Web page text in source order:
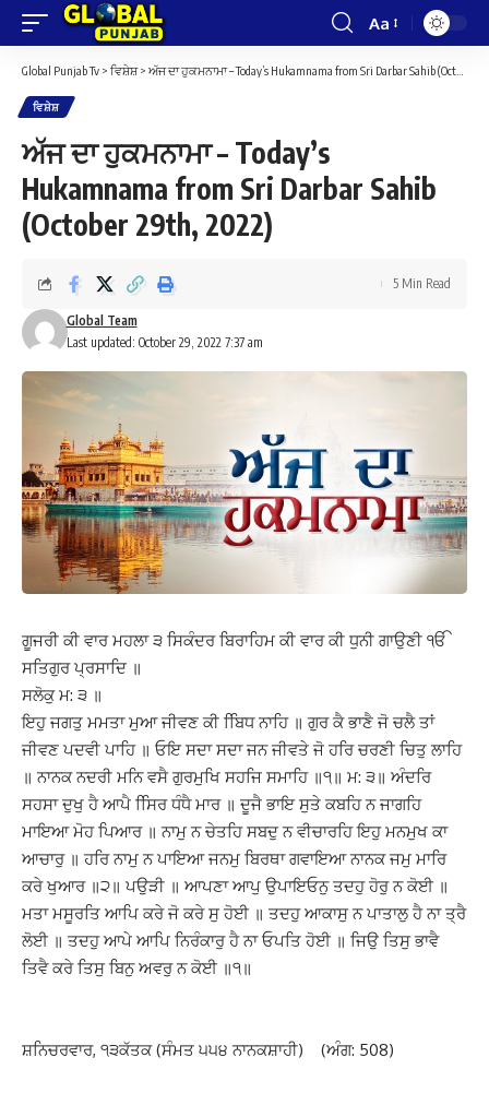
Font
Resizer
Aa
Global Punjab Tv > ਵਿਸ਼ੇਸ਼> ਅੱਜ ਦਾ ਹੁਕਮਨਾਮਾ – Today’s Hukamnama from Sri Darbar Sahib (October 29th, 2022)
ਵਿਸ਼ੇਸ਼
ਅੱਜ ਦਾ ਹੁਕਮਨਾਮਾ – Today’s
Hukamnama from Sri Darbar Sahib
(October 29th, 2022)
Last updated: October 29, 2022 7:37 am
Global Team
5 Min Read
ਗੂਜਰੀ ਕੀ ਵਾਰ ਮਹਲਾ ੩ ਸਿਕੰਦਰ ਬਿਰਾਹਿਮ ਕੀ ਵਾਰ ਕੀ ਧੁਨੀ ਗਾਉਣੀ ੴ
ਸਤਿਗੁਰ ਪ੍ਰਸਾਦਿ ॥
ਸਲੋਕੁ ਮ: ੩ ॥
ਇਹੁ ਜਗਤੁ ਮਮਤਾ ਮੁਆ ਜੀਵਣ ਕੀ ਬਿਿਧ ਨਾਹਿ ॥ ਗੁਰ ਕੈ ਭਾਣੈ ਜੋ ਚਲੈ ਤਾਂ
ਜੀਵਣ ਪਦਵੀ ਪਾਹਿ ॥ ਓਇ ਸਦਾ ਸਦਾ ਜਨ ਜੀਵਤੇ ਜੋ ਹਰਿ ਚਰਣੀ ਚਿਤੁ ਲਾਹਿ
॥ ਨਾਨਕ ਨਦਰੀ ਮਨਿ ਵਸੈ ਗੁਰਮੁਖਿ ਸਹਜਿ ਸਮਾਹਿ ॥੧॥ ਮ: ੩॥ ਅੰਦਰਿ
ਸਹਸਾ ਦੁਖੁ ਹੈ ਆਪੈ ਸਿਿਰ ਧੰਧੈ ਮਾਰ ॥ ਦੂਜੈ ਭਾਇ ਸੁਤੇ ਕਬਹਿ ਨ ਜਾਗਹਿ
ਮਾਇਆ ਮੋਹ ਪਿਆਰ ॥ ਨਾਮੁ ਨ ਚੇਤਹਿ ਸਬਦੁ ਨ ਵੀਚਾਰਹਿ ਇਹੁ ਮਨਮੁਖ ਕਾ
ਆਚਾਰੁ ॥ ਹਰਿ ਨਾਮੁ ਨ ਪਾਇਆ ਜਨਮੁ ਬਿਰਥਾ ਗਵਾਇਆ ਨਾਨਕ ਜਮੁ ਮਾਰਿ
ਕਰੇ ਖੁਆਰ ॥੨॥ ਪਉੜੀ ॥ ਆਪਣਾ ਆਪੁ ਉਪਾਇਓਨੁ ਤਦਹੁ ਹੋਰੁ ਨ ਕੋਈ ॥
ਮਤਾ ਮਸੂਰਤਿ ਆਪਿ ਕਰੇ ਜੋ ਕਰੇ ਸੁ ਹੋਈ ॥ ਤਦਹੁ ਆਕਾਸੁ ਨ ਪਾਤਾਲੁ ਹੈ ਨਾ ਤ੍ਰੈ
ਲੋਈ ॥ ਤਦਹੁ ਆਪੇ ਆਪਿ ਨਿਰੰਕਾਰੁ ਹੈ ਨਾ ਓਪਤਿ ਹੋਈ ॥ ਜਿਉ ਤਿਸੁ ਭਾਵੈ
ਤਿਵੈ ਕਰੇ ਤਿਸੁ ਬਿਨੁ ਅਵਰੁ ਨ ਕੋਈ ॥੧॥
ਸ਼ਨਿਚਰਵਾਰ, ੧੩ਕੱਤਕ (ਸੰਮਤ ੫੫੪ ਨਾਨਕਸ਼ਾਹੀ) (ਅੰਗ: 508)